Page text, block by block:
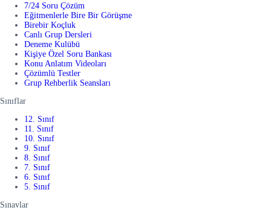
7/24 Soru Çözüm
Eğitmenlerle Bire Bir Görüşme
Birebir Koçluk
Canlı Grup Dersleri
Deneme Kulübü
Kişiye Özel Soru Bankası
Konu Anlatım Videoları
Çözümlü Testler
Grup Rehberlik Seansları
Sınıflar
12. Sınıf
11. Sınıf
10. Sınıf
9. Sınıf
8. Sınıf
7. Sınıf
6. Sınıf
5. Sınıf
Sınavlar